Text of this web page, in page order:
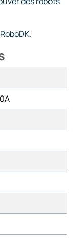
RoboDK.